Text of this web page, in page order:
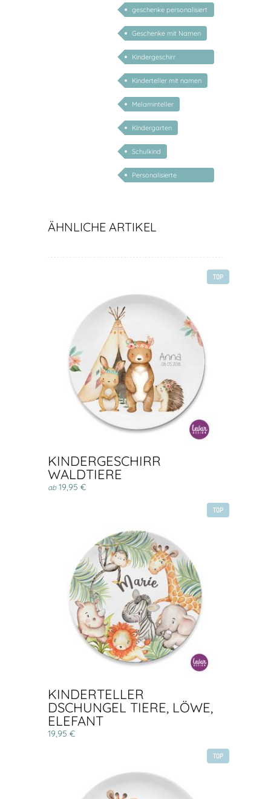
geschenke personalisiert
kinder
Geschenke mit Namen
Kindergeschirr
personalisiert
Kinderteller mit namen
Melaminteller
Kindergarten
Schulkind
Personalisierte
ÄHNLICHE ARTIKEL
TOP
KINDERGESCHIRR
WALDTIERE
ab19,95 €
TOP
KINDERTELLER
DSCHUNGEL TIERE, LÖWE,
ELEFANT
19,95 €
TOP